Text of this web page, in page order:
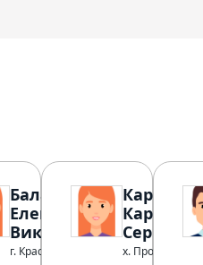
Баландина
Елена
Викторовна
г. Краснодар
Карина
х. Пролетака